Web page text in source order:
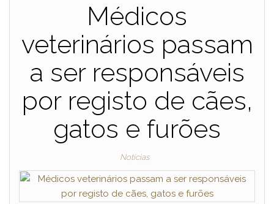
Médicos
veterinários passam
a ser responsáveis
por registo de cães,
gatos e furões
Notícias